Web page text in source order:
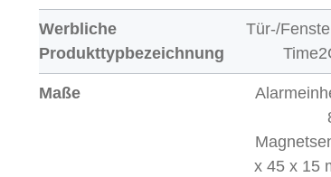
Werbliche
Produkttypbezeichnung
Tür-/
Maße
x 45 x 15